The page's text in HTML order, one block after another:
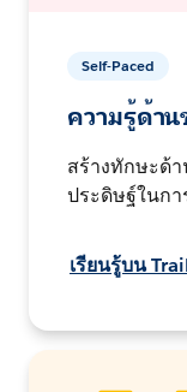
Self-Paced
ความรู้ด้า
สร้างทักษะด้
ประดิษฐ์ในก
เรียนรู้บน